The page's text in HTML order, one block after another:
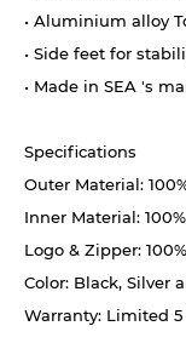
• Aluminium alloy
• Side feet for
• Made in SEA 's
Specifications
Outer Material:
Inner Material:
Logo & Zipper:
Color: Black, Silver
Warranty: Limited 5